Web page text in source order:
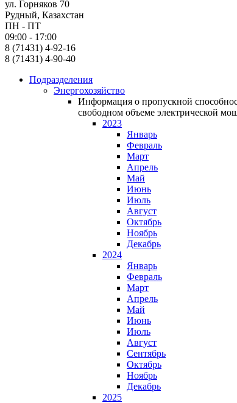
ул. Горняков 70
Рудный, Казахстан
ПН - ПТ
09:00 - 17:00
8 (71431) 4-92-16
8 (71431) 4-90-40
Подразделения
Энергохозяйство
Информация о пропускной
свободном объеме электрической
2023
Январь
Февраль
Март
Апрель
Май
Июнь
Июль
Август
Октябрь
Ноябрь
Декабрь
2024
Январь
Февраль
Март
Апрель
Май
Июнь
Июль
Август
Сентябрь
Октябрь
Ноябрь
Декабрь
2025